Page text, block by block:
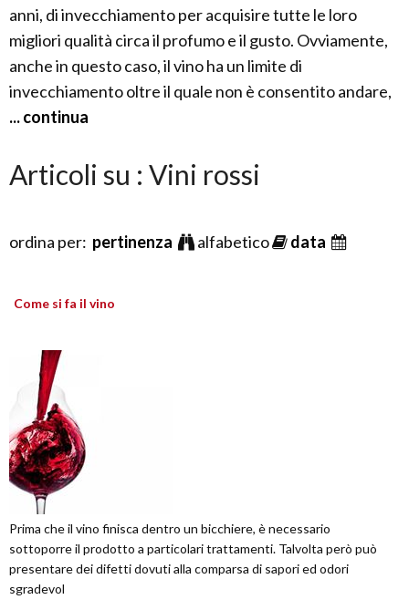
anni, di invecchiamento per acquisire tutte le loro
migliori qualità circa il profumo e il gusto. Ovviamente,
anche in questo caso, il vino ha un limite di
invecchiamento oltre il quale non è consentito andare,
... continua
Articoli su : Vini rossi
ordina per: pertinenza alfabetico data
Come si fa il vino
Prima che il vino finisca dentro un bicchiere, è necessario
sottoporre il prodotto a particolari trattamenti. Talvolta però può
presentare dei difetti dovuti alla comparsa di sapori ed odori
sgradevol